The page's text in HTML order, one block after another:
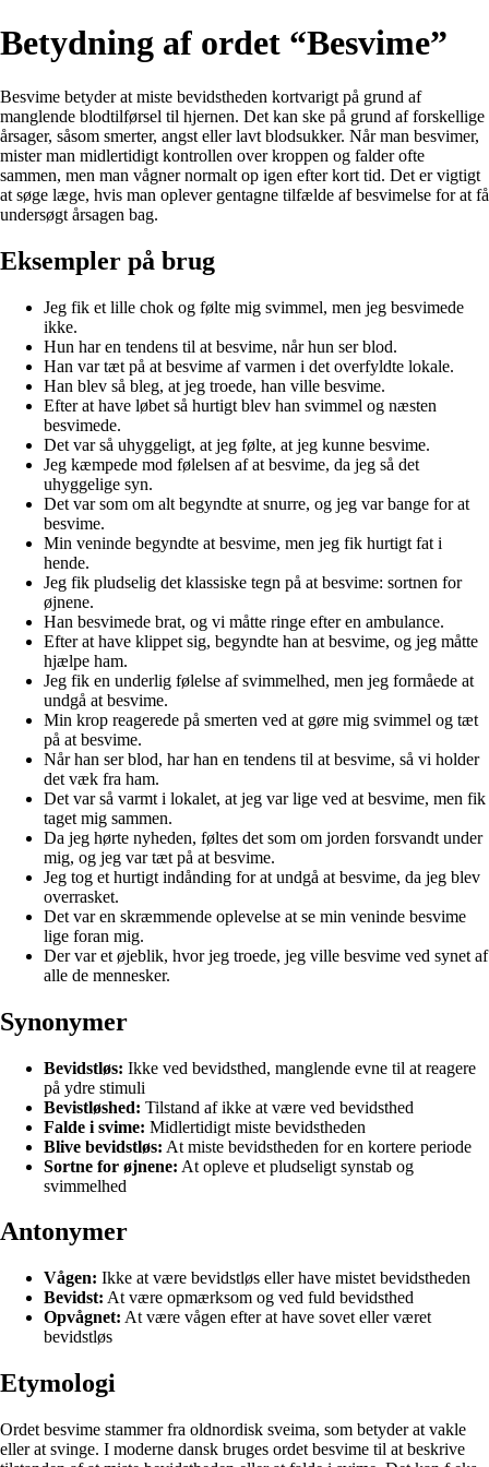
Betydning af ordet “Besvime”
Besvime betyder at miste bevidstheden kortvarigt på grund af
manglende blodtilførsel til hjernen. Det kan ske på grund af forskellige
årsager, såsom smerter, angst eller lavt blodsukker. Når man besvimer,
mister man midlertidigt kontrollen over kroppen og falder ofte
sammen, men man vågner normalt op igen efter kort tid. Det er vigtigt
at søge læge, hvis man oplever gentagne tilfælde af besvimelse for at få
undersøgt årsagen bag.
Eksempler på brug
Jeg fik et lille chok og følte mig svimmel, men jeg besvimede
ikke.
Hun har en tendens til at besvime, når hun ser blod.
Han var tæt på at besvime af varmen i det overfyldte lokale.
Han blev så bleg, at jeg troede, han ville besvime.
Efter at have løbet så hurtigt blev han svimmel og næsten
besvimede.
Det var så uhyggeligt, at jeg følte, at jeg kunne besvime.
Jeg kæmpede mod følelsen af at besvime, da jeg så det
uhyggelige syn.
Det var som om alt begyndte at snurre, og jeg var bange for at
besvime.
Min veninde begyndte at besvime, men jeg fik hurtigt fat i
hende.
Jeg fik pludselig det klassiske tegn på at besvime: sortnen for
øjnene.
Han besvimede brat, og vi måtte ringe efter en ambulance.
Efter at have klippet sig, begyndte han at besvime, og jeg måtte
hjælpe ham.
Jeg fik en underlig følelse af svimmelhed, men jeg formåede at
undgå at besvime.
Min krop reagerede på smerten ved at gøre mig svimmel og tæt
på at besvime.
Når han ser blod, har han en tendens til at besvime, så vi holder
det væk fra ham.
Det var så varmt i lokalet, at jeg var lige ved at besvime, men fik
taget mig sammen.
Da jeg hørte nyheden, føltes det som om jorden forsvandt under
mig, og jeg var tæt på at besvime.
Jeg tog et hurtigt indånding for at undgå at besvime, da jeg blev
overrasket.
Det var en skræmmende oplevelse at se min veninde besvime
lige foran mig.
Der var et øjeblik, hvor jeg troede, jeg ville besvime ved synet af
alle de mennesker.
Synonymer
Bevidstløs: Ikke ved bevidsthed, manglende evne til at reagere
på ydre stimuli
Bevistløshed: Tilstand af ikke at være ved bevidsthed
Falde i svime: Midlertidigt miste bevidstheden
Blive bevidstløs: At miste bevidstheden for en kortere periode
Sortne for øjnene: At opleve et pludseligt synstab og
svimmelhed
Antonymer
Vågen: Ikke at være bevidstløs eller have mistet bevidstheden
Bevidst: At være opmærksom og ved fuld bevidsthed
Opvågnet: At være vågen efter at have sovet eller været
bevidstløs
Etymologi
Ordet besvime stammer fra oldnordisk sveima, som betyder at vakle
eller at svinge. I moderne dansk bruges ordet besvime til at beskrive